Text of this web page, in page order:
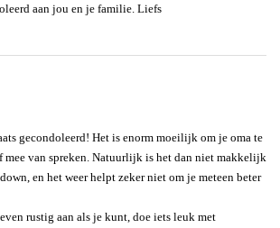
aan jou en je familie. Liefs
gecondoleerd! Het is enorm moeilijk om je oma te
mee van spreken. Natuurlijk is het dan niet makkelijk
en het weer helpt zeker niet om je meteen beter
rustig aan als je kunt, doe iets leuk met